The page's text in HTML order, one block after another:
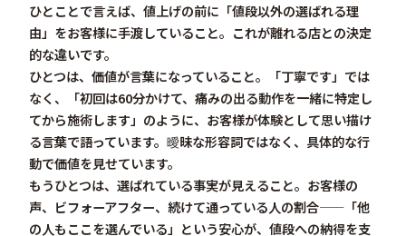
ひとことで言えば、 値上げの前に「値段以外の選ばれる理
由」をお客様に手渡していること。これが離れる店との決定
的な違いです。
ひとつは、価値が言葉になっていること。「丁寧です」では
なく、「初回は60分かけて、痛みの出る動作を一緒に特定し
てから施術します」のように、お客様が体験として思い描け
る言葉で語っています。曖昧な形容詞ではなく、具体的な行
動で価値を見せています。
もうひとつは、選ばれている事実が見えること。お客様の
声、ビフォーアフター、続けて通っている人の割合——「他
の人もここを選んでいる」という安心が、値段への納得を支